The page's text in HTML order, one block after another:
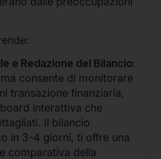
e Redazione del Bilancio:
consente di monitorare
transazione finanziaria,
interattiva che
Il bilancio
in 3-4 giorni, ti offre una
comparativa della